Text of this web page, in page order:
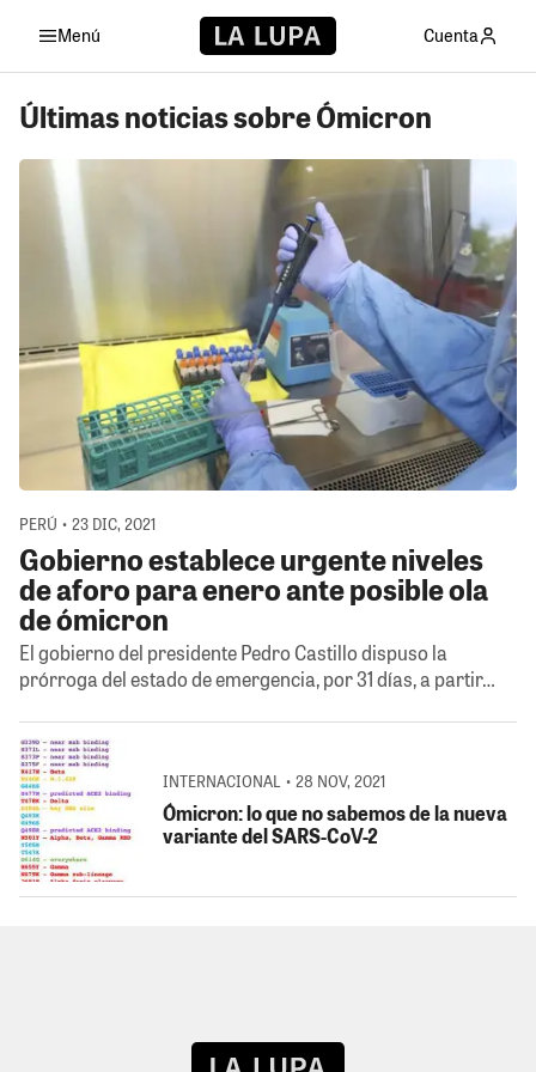
Menú Cuenta
Últimas noticias sobre Ómicron
PERÚ • 23 DIC, 2021
Gobierno establece urgente niveles
de aforo para enero ante posible ola
de ómicron
El gobierno del presidente Pedro Castillo dispuso la
prórroga del estado de emergencia, por 31 días, a partir…
INTERNACIONAL • 28 NOV, 2021
Ómicron: lo que no sabemos de la nueva
variante del SARS-CoV-2